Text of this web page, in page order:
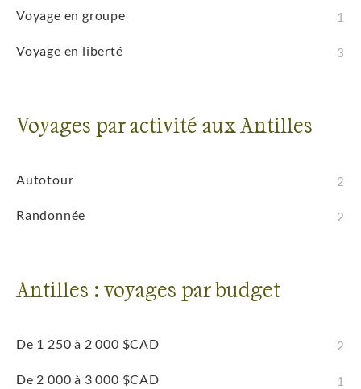
Voyage en groupe 1
Voyage en liberté 3
Voyages par activité aux Antilles
Autotour 2
Randonnée 2
Antilles : voyages par budget
De 1 250 à 2 000 $CAD 2
De 2 000 à 3 000 $CAD 1